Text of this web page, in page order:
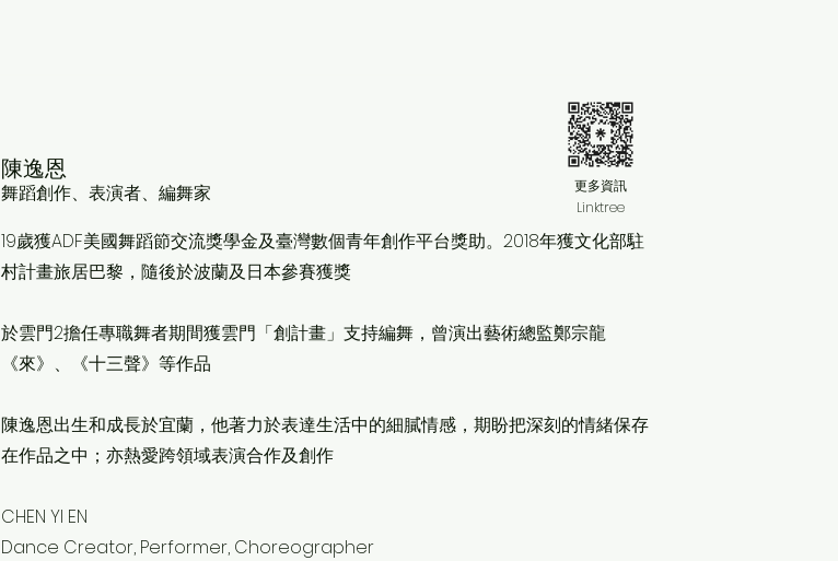
陳逸恩
舞蹈創作、表演者、編舞家
19歲獲ADF美國舞蹈節交流獎學金及臺灣數個青年創作平台獎助。2018年獲文化部駐
村計畫旅居巴黎，隨後於波蘭及日本參賽獲獎
於雲門2擔任專職舞者期間獲雲門「創計畫」支持編舞，曾演出藝術總監鄭宗龍
《來》、《十三聲》等作品
陳逸恩出生和成長於宜蘭，他著力於表達生活中的細膩情感，期盼把深刻的情緒保存
在作品之中；亦熱愛跨領域表演合作及創作
CHEN YI EN
Dance Creator, Performer, Choreographer
更多資訊
Linktree